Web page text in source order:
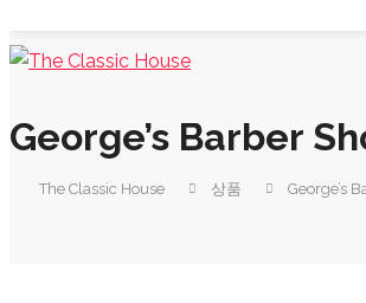
George’s Barber
The Classic House 상품 George’s